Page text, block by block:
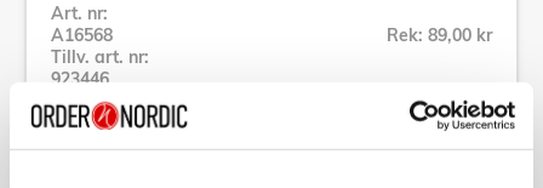
Art. nr:
A16568
Tillv. art. nr:
923446
Rek: 89,00 kr
Se alla produkter inom Aussie